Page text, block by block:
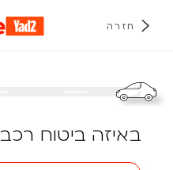
חזרה
באיזה ביטוח רכב